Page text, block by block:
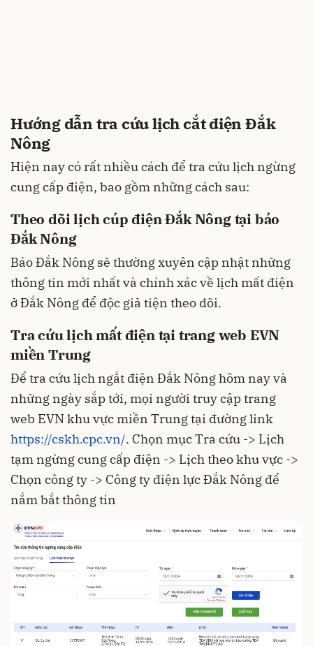
Hướng dẫn tra cứu lịch cắt điện Đắk
Nông
Hiện nay có rất nhiều cách để tra cứu lịch ngừng
cung cấp điện, bao gồm những cách sau:
Theo dõi lịch cúp điện Đắk Nông tại báo
Đắk Nông
Báo Đắk Nông sẽ thường xuyên cập nhật những
thông tin mới nhất và chính xác về lịch mất điện
ở Đắk Nông để độc giả tiện theo dõi.
Tra cứu lịch mất điện tại trang web EVN
miền Trung
Để tra cứu lịch ngắt điện Đắk Nông hôm nay và
những ngày sắp tới, mọi người truy cập trang
web EVN khu vực miền Trung tại đường link
https://cskh.cpc.vn/. Chọn mục Tra cứu -> Lịch
tạm ngừng cung cấp điện -> Lịch theo khu vực ->
Chọn công ty -> Công ty điện lực Đắk Nông để
nắm bắt thông tin